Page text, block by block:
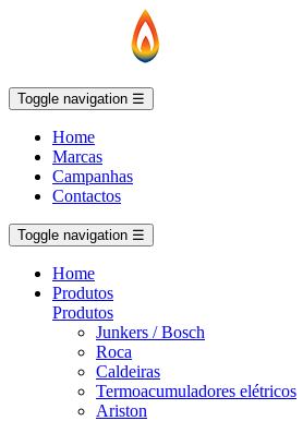
Toggle navigation ☰
Home
Marcas
Campanhas
Contactos
Toggle navigation ☰
Home
Produtos
Produtos
Junkers / Bosch
Roca
Caldeiras
Termoacumuladores elétricos
Ariston